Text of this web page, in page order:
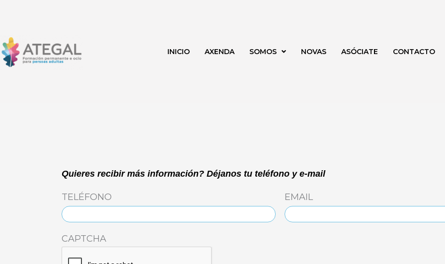
contenido
INICIO AXENDA SOMOS NOVAS ASÓCIATE CONTACTO
Quieres recibir más información? Déjanos tu teléfono y e-mail
TELÉFONO EMAIL
CAPTCHA